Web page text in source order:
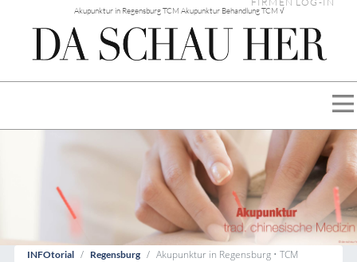
Akupunktur in Regensburg TCM Akupunktur Behandlung TCM √
INFOtorial Regensburg Akupunktur in Regensburg • TCM